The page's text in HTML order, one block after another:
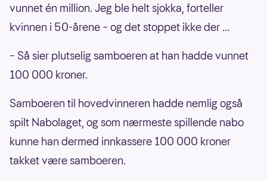
vunnet én million. Jeg ble helt sjokka, forteller
kvinnen i 50-årene – og det stoppet ikke der ...
– Så sier plutselig samboeren at han hadde vunnet
100 000 kroner.
Samboeren til hovedvinneren hadde nemlig også
spilt Nabolaget, og som nærmeste spillende nabo
kunne han dermed innkassere 100 000 kroner
takket være samboeren.